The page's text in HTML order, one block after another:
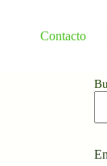
Contacto